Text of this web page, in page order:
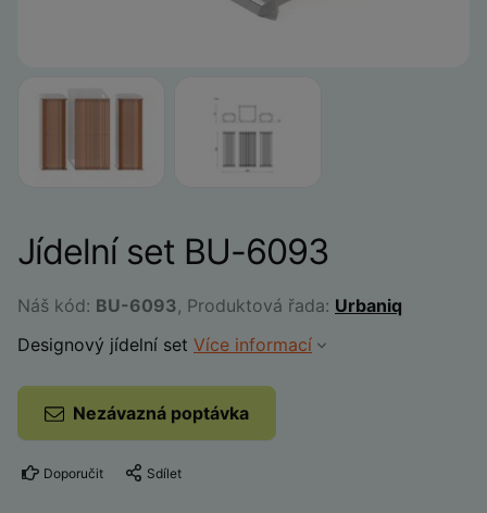
Jídelní set BU-6093
Náš kód: BU-6093, Produktová řada: Urbaniq
Designový jídelní set Více informací
Nezávazná poptávka
Doporučit Sdílet